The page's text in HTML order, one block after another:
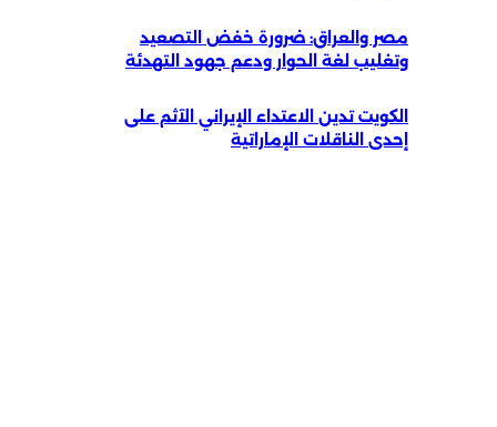
مصر والعراق: ضرورة خفض التصعيد
وتغليب لغة الحوار ودعم جهود التهدئة
الكويت تدين الاعتداء الإيراني الآثم على
إحدى الناقلات الإماراتية